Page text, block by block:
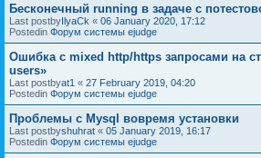
Бесконечный running в задаче с
Last postbyIlyaCk « 06 January 2020, 17:12
Postedin Форум системы ejudge
Ошибка с mixed http/https запросами на
users»
Last postbyat1 « 27 February 2019, 04:20
Postedin Форум системы ejudge
Проблемы с Mysql вовремя установки
Last postbyshuhrat « 05 January 2019, 16:17
Postedin Форум системы ejudge